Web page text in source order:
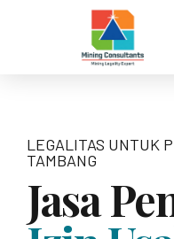
LEGALITAS UNTUK
TAMBANG
Jasa